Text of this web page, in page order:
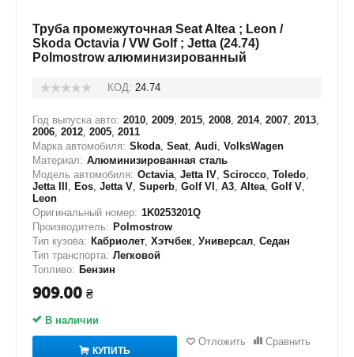
Труба промежуточная Seat Altea ; Leon /
Skoda Octavia / VW Golf ; Jetta (24.74)
Polmostrow алюминизированный
КОД: 24.74
Год выпуска авто: 2010, 2009, 2015, 2008, 2014, 2007, 2013,
2006, 2012, 2005, 2011
Марка автомобиля: Skoda, Seat, Audi, VolksWagen
Материал: Алюминизированная сталь
Модель автомобиля: Octavia, Jetta IV, Scirocco, Toledo,
Jetta III , Eos, Jetta V, Superb, Golf VI , A3, Altea, Golf V,
Leon
Оригинальный номер: 1K0253201Q
Производитель: Polmostrow
Тип кузова: Кабриолет, Хэтчбек, Универсал, Седан
Тип транспорта: Легковой
Топливо: Бензин
909.00 ₴
В наличии
КУПИТЬ
Отложить Сравнить